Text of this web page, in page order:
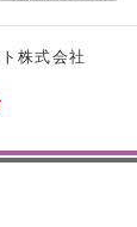
株式会社